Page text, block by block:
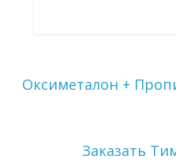
Оксиметалон +
Заказать